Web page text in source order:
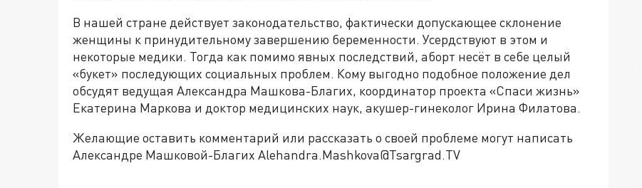
В нашей стране действует законодательство, фактически допускающее склонение
женщины к принудительному завершению беременности. Усердствуют в этом и
некоторые медики. Тогда как помимо явных последствий, аборт несёт в себе целый
«букет» последующих социальных проблем. Кому выгодно подобное положение дел
обсудят ведущая Александра Машкова-Благих, координатор проекта «Спаси жизнь»
Екатерина Маркова и доктор медицинских наук, акушер-гинеколог Ирина Филатова.
Желающие оставить комментарий или рассказать о своей проблеме могут написать
Александре Машковой-Благих Alehandra.Mashkova@Tsargrad.TV